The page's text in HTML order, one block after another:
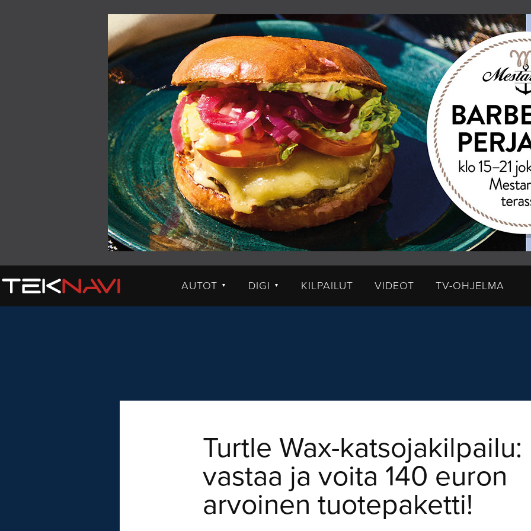
AUTOT ▼ DIGI ▼
VIDEOT
KILPAILUT VIDEOT TV-OHJELMA
Turtle Wax-katsojakilpailu:
vastaa ja voita 140 euron
arvoinen tuotepaketti!